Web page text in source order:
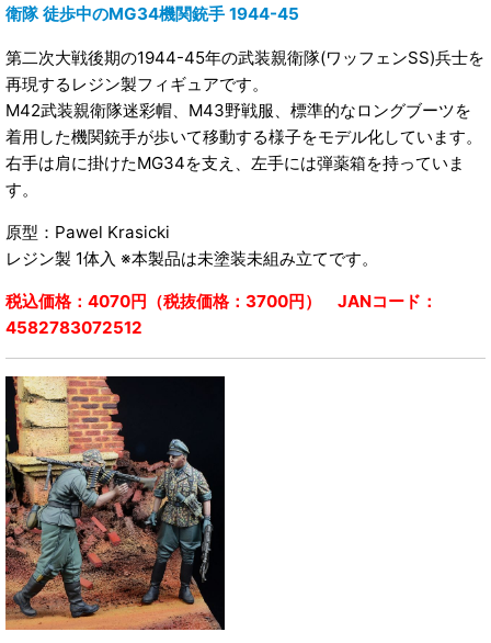
衛隊 徒歩中のMG34機関銃手 1944-45
第二次大戦後期の1944-45年の武装親衛隊(ワッフェンSS)兵士を
再現するレジン製フィギュアです。
M42武装親衛隊迷彩帽、M43野戦服、標準的なロングブーツを
着用した機関銃手が歩いて移動する様子をモデル化しています。
右手は肩に掛けたMG34を支え、左手には弾薬箱を持っていま
す。
原型：Pawel Krasicki
レジン製 1体入 ※本製品は未塗装未組み立てです。
税込価格：4070円（税抜価格：3700円） JANコード：
4582783072512